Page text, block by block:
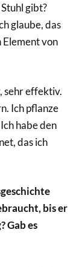
gibt?
glaube, das
von
sehr effektiv.
Ich pflanze
habe den
das ich
bis er
Gab es